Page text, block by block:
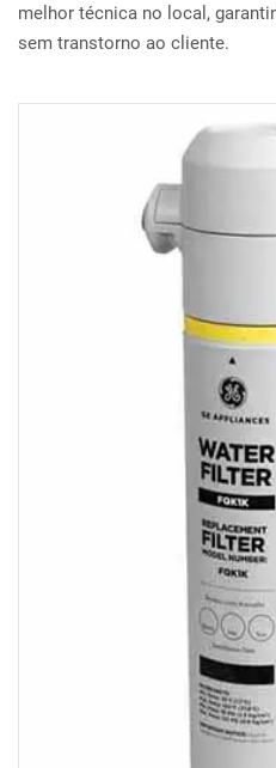
melhor técnica no local,
sem transtorno ao cliente.